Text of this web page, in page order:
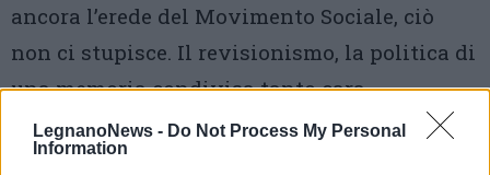
LegnanoNews - Do Not Process My Personal
Information
ancora l’erede del Movimento Sociale, ciò
non ci stupisce. Il revisionismo, la politica di
una memoria condivisa tanto cara
all’Onorevole Violante è stata una pia
illusione e un errore, la ricerca di una